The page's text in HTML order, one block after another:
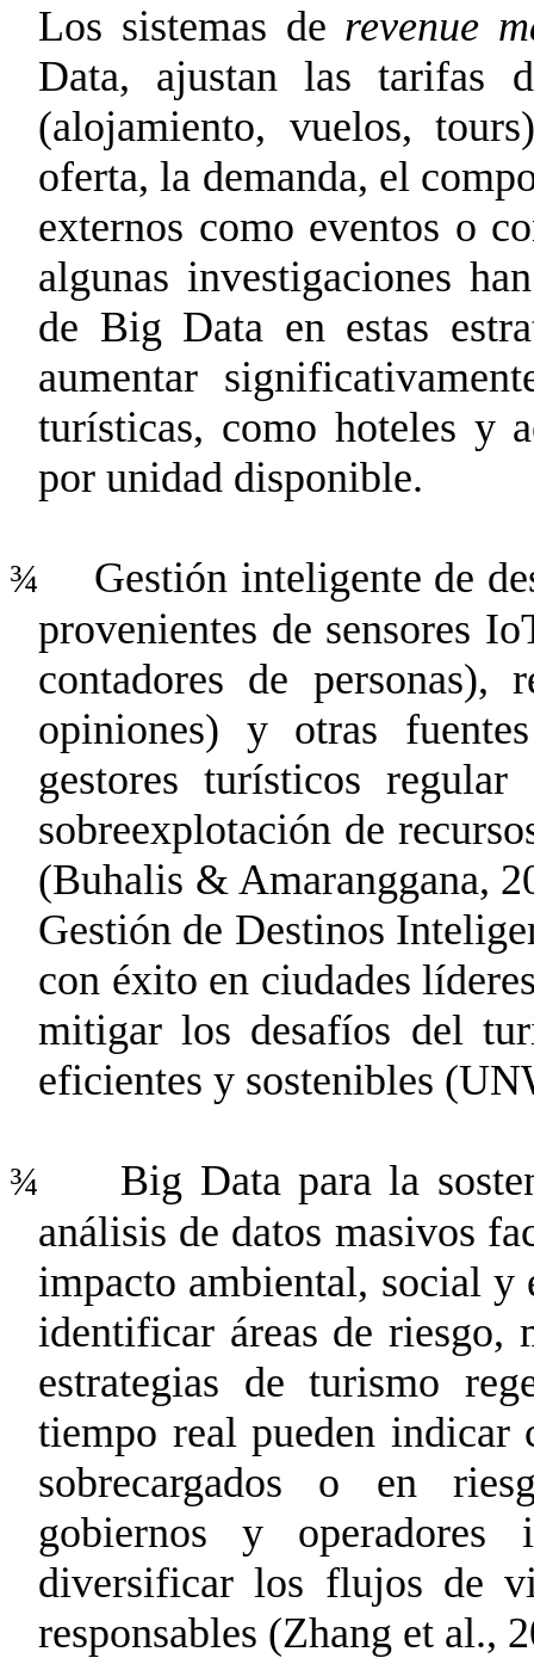
Los sistemas de revenue
Data, ajustan las tarifas
(alojamiento, vuelos,
oferta, la demanda, el
externos como eventos o
algunas investigaciones
de Big Data en estas
aumentar
turísticas, como hoteles y
por unidad disponible.
¾
Gestión inteligente de
provenientes de sensores
contadores de personas),
opiniones) y otras
gestores turísticos
sobreexplotación de
(Buhalis & Amaranggana,
Gestión de Destinos
con éxito en ciudades
mitigar los desafíos del
eficientes y sostenibles
¾
Big Data para la
análisis de datos masivos
impacto ambiental, social y
identificar áreas de riesgo,
estrategias de turismo
tiempo real pueden indicar
sobrecargados o en
gobiernos y operadores
diversificar los flujos de
responsables (Zhang et al.,